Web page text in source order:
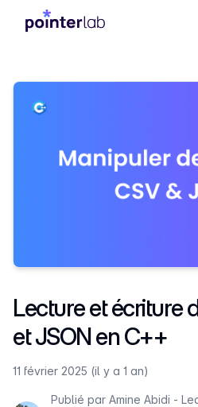
Lecture et écriture
et JSON en C++
11 février 2025 (il y a 1 an)
Publié par Amine Abidi -